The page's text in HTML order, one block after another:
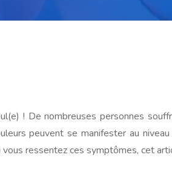
! De nombreuses personnes
peuvent se manifester au niveau
ressentez ces symptômes, cet